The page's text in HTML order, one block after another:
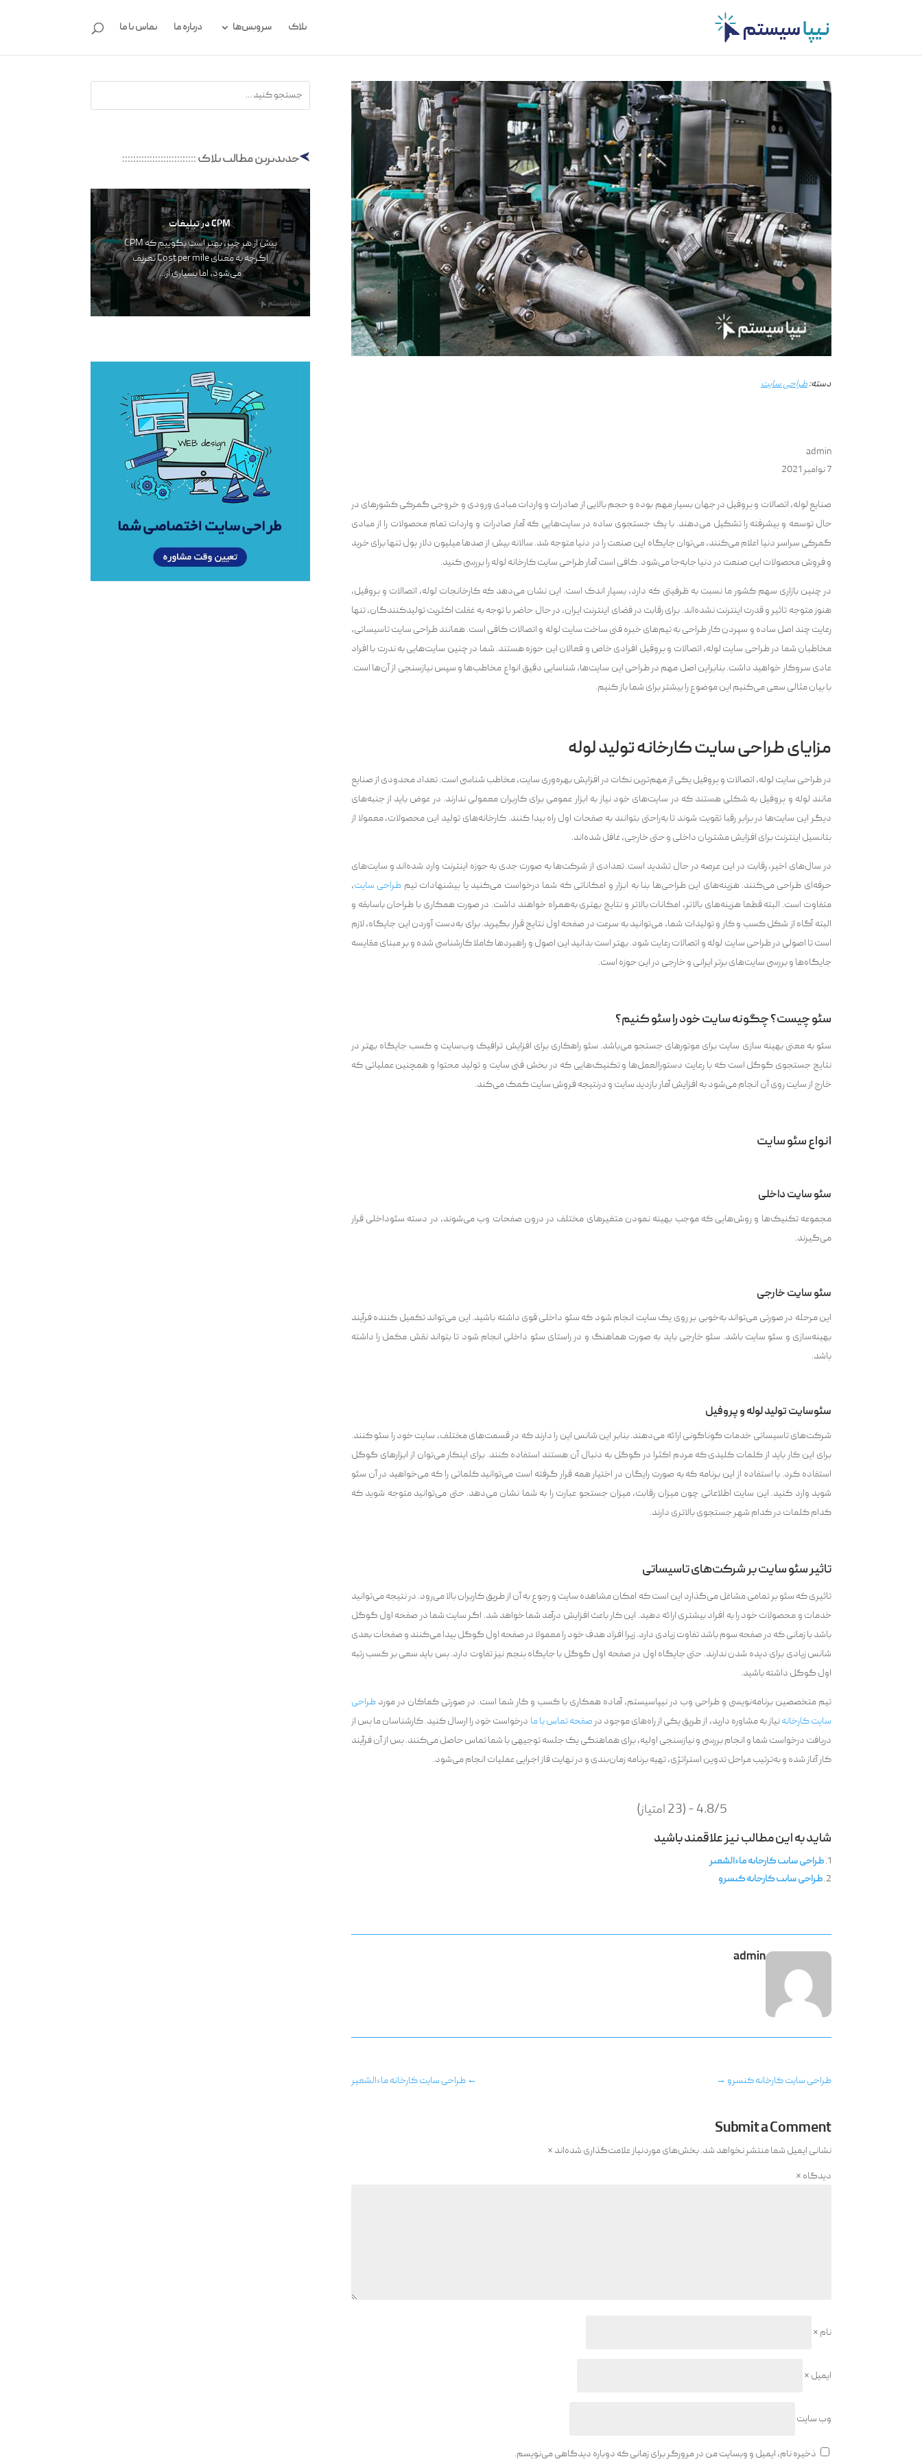
بلاگ سرویس‌ها درباره ما تماس با ما
جدیدترین مطالب بلاگ:::::::::::::::::::::::::::
CPM در تبلیغات
پیش از هر چیز، بهتر است بگوییم که CPM
اگرچه به معنای Cost per mile تعریف‌‌‌
می‌شود، اما بسیاری از...
دسته:طراحی سایت
admin
7 نوامبر 2021
صنایع لوله، اتصالات و پروفیل در جهان بسیار مهم بوده و حجم بالایی از صادرات و واردات مبادی ورودی و خروجی گمرکی کشورهای در
حال توسعه و پیشرفته را تشکیل می‌دهند. با یک جستجوی ساده در سایت‌هایی که آمار صادرات و واردات تمام محصولات را از مبادی
گمرکی سراسر دنیا اعلام می‌کنند، می‌توان جایگاه این صنعت را در دنیا متوجه شد. سالانه بیش از صدها میلیون دلار پول تنها برای خرید
و فروش محصولات این صنعت در دنیا جابه‌جا می‌شود. کافی است آمار طراحی سایت کارخانه لوله را بررسی کنید.
در چنین بازاری سهم کشور ما نسبت به ظرفیتی که دارد، بسیار اندک است. این نشان می‌دهد که کارخانجات لوله، اتصالات و پروفیل،
هنوز متوجه تاثیر و قدرت اینترنت نشده‌اند. برای رقابت در فضای اینترنت ایران، در حال حاضر با توجه به غفلت اکثریت تولیدکنندگان، تنها
رعایت چند اصل ساده و سپردن کار طراحی به تیم‌های خبره فنی ساخت سایت لوله و اتصالات کافی است. همانند طراحی سایت تاسیساتی،
مخاطبان شما در طراحی سایت لوله، اتصالات و پروفیل افرادی خاص و فعالان این حوزه هستند. شما در چنین سایت‌هایی به ندرت با افراد
عادی سروکار خواهید داشت. بنابراین اصل مهم در طراحی این سایت‌ها، شناسایی دقیق انواع مخاطب‌ها و سپس نیازسنجی از آن‌ها است.
با بیان مثالی سعی می‌کنیم این موضوع را بیشتر برای شما باز کنیم.
مزایای طراحی سایت کارخانه تولید لوله
در طراحی سایت لوله، اتصالات و پروفیل یکی از مهم‌ترین نکات در افزایش بهره‌وری سایت، مخاطب شناسی است. تعداد محدودی از صنایع
مانند لوله و پروفیل به شکلی هستند که در سایت‌های خود نیاز به ابزار عمومی برای کاربران معمولی ندارند. در عوض باید از جنبه‌های
دیگر این سایت‌ها در برابر رقبا تقویت شوند تا به‌راحتی بتوانند به صفحات اول راه پیدا کنند. کارخانه‌های تولید این محصولات، معمولا از
پتانسیل اینترنت برای افزایش مشتریان داخلی و حتی خارجی، غافل شده‌اند.
در سال‌های اخیر، رقابت در این عرصه در حال تشدید است. تعدادی از شرکت‌ها به صورت جدی به حوزه اینترنت وارد شده‌اند و سایت‌های
حرفه‌ای طراحی می‌کنند. هزینه‌های این طراحی‌ها بنا به ابزار و امکاناتی که شما درخواست می‌کنید یا پیشنهادات تیم طراحی سایت،
متفاوت است. البته قطعا هزینه‌های بالاتر، امکانات بالاتر و نتایج بهتری به‌همراه خواهند داشت. در صورت همکاری با طراحان باسابقه و
البته آگاه از شکل کسب و کار و تولیدات شما، می‌توانید به سرعت در صفحه اول نتایج قرار بگیرید. برای به‌دست آوردن این جایگاه، لازم
است تا اصولی در طراحی سایت لوله و اتصالات رعایت شود. بهتر است بدانید این اصول و راهبردها کاملا کارشناسی شده و بر مبنای مقایسه
جایگاه‌ها و بررسی سایت‌های برتر ایرانی و خارجی در این حوزه است.
سئو چیست؟ چگونه سایت خود را سئو کنیم؟
سئو به معنی بهینه سازی سایت برای موتورهای جستجو می‌باشد. سئو راهکاری برای افزایش ترافیک وب‌سایت و کسب جایگاه بهتر در
نتایج جستجوی گوگل است که با رعایت دستورالعمل‌ها و تکنیک‌هایی که در بخش فنی سایت و تولید محتوا و همچنین عملیاتی که
خارج از سایت روی آن انجام می‌شود به افزایش آمار بازدید سایت و درنتیجه فروش سایت کمک می‌کند.
انواع سئو سایت
سئو سایت داخلی
مجموعه تکنیک‌ها و روش‌هایی که موجب بهینه نمودن متغیرهای مختلف در درون صفحات وب می‌شوند، در دسته سئوداخلی قرار
می‌گیرند.
سئو سایت خارجی
این مرحله در صورتی می‌تواند به‌خوبی بر روی یک سایت انجام شود که سئو داخلی قوی داشته باشید. این می‌تواند تکمیل کننده فرآیند
بهینه‌سازی و سئو سایت باشد. سئو خارجی باید به صورت هماهنگ و در راستای سئو داخلی انجام شود تا بتواند نقش مکمل را داشته
باشد.
سئوسایت تولید لوله و پروفیل
شرکت‌های تاسیساتی خدمات گوناگونی ارائه می‌دهند. بنابر این شانس این را دارند که در قسمت‌های مختلف، سایت خود را سئو کنند.
برای این کار باید از کلمات کلیدی که مردم اکثرا در گوگل به دنبال آن هستند استفاده کنند. برای اینکار می‌توان از ابزارهای گوگل
استفاده کرد. با استفاده از این برنامه که به صورت رایگان در اختیار همه قرار گرفته است می‌توانید کلماتی را که می‌خواهید در آن سئو
شوید وارد کنید. این سایت اطلاعاتی چون میزان رقابت، میزان جستجو عبارت را به شما نشان می‌دهد. حتی می‌توانید متوجه شوید که
کدام کلمات در کدام شهر جستجوی بالاتری دارند.
تاثیر سئو سایت بر شرکت‌های تاسیساتی
تاثیری که سئو بر تمامی مشاغل می‌گذارد این است که امکان مشاهده سایت و رجوع به آن از طریق کاربران بالا می‌رود. در نتیجه می‌توانید
خدمات و محصولات خود را به افراد بیشتری ارائه دهید. این کار باعث افزایش درآمد شما خواهد شد. اگر سایت شما در صفحه اول گوگل
باشد با زمانی که در صفحه سوم باشد تفاوت زیادی دارد. زیرا افراد هدف خود را معمولا در صفحه اول گوگل پیدا می‌کنند و صفحات بعدی
شانس زیادی برای دیده شدن ندارند. حتی جایگاه اول در صفحه اول گوگل با جایگاه پنجم نیز تفاوت دارد. پس باید سعی بر کسب رتبه
اول گوگل داشته باشید.
تیم متخصصین برنامه‌نویسی و طراحی وب در نیپاسیستم، آماده همکاری با کسب و کار شما است. در صورتی کماکان در موردطراحی
سایت کارخانهنیاز به مشاوره دارید، از طریق یکی از راه‌های موجود درصفحه تماس با ما درخواست خود را ارسال کنید. کارشناسان ما پس از
دریافت درخواست شما و انجام بررسی و نیازسنجی اولیه، برای هماهنگی یک جلسه توجیهی با شما تماس حاصل می‌کنند. پس از آن فرآیند
کار آغاز شده و به‌ترتیب مراحل تدوین استراتژی، تهیه برنامه زمان‌بندی و در نهایت فاز اجرایی عملیات انجام می‌شود.
4.8/5 - (23 امتیاز)
شاید به این مطالب نیز علاقمند باشید
طراحی سایت کارخانه ماءالشعیر
طراحی سایت کارخانه کنسرو
admin
←طراحی سایت کارخانه ماءالشعیر طراحی سایت کارخانه کنسرو →
Submit a Comment
نشانی ایمیل شما منتشر نخواهد شد.بخش‌های موردنیاز علامت‌گذاری شده‌اند *
دیدگاه *
نام *
ایمیل *
وب‌ سایت
ذخیره نام، ایمیل و وبسایت من در مرورگر برای زمانی که دوباره دیدگاهی می‌نویسم.